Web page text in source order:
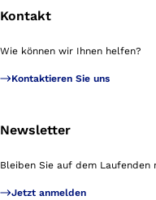
Kontakt
Wie können wir Ihnen helfen?
Kontaktieren Sie uns
Newsletter
Bleiben Sie auf dem
Jetzt anmelden